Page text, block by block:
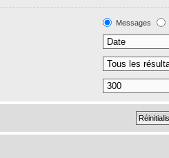
Messages